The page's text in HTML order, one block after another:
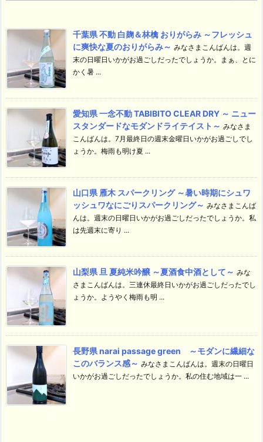
千葉県 不動 白麹＆林檎 おりがらみ ～フレッシュ
に爽快な夏のおりがらみ～ みなさまこんばんは。週
末の日曜日いかがお過ごしだったでしょうか。まぁ、とに
かく暑 ...
愛知県 一念不動 TABIBITO CLEAR DRY ～ ニュー
スタンダードなモダンドライテイスト～ みなさま
こんばんは。7月最終日の週末金曜日いかがお過ごしでし
ょうか。梅雨も明け夏 ...
山口県 雁木 スパークリング ～暑い時期にシュワ
ッシュワなにごりスパークリング～ みなさまこんば
んは。週末の日曜日いかがお過ごしだったでしょうか。私
は先週末に寄り ...
山梨県 旦 夏純米吟醸 ～夏酒食中酒として～ みな
さまこんばんは。三連休最終日いかがお過ごしだったでし
ょうか。ようやく梅雨も明 ...
長野県 narai passage green ～モダンに繊細な
このバランス感～ みなさまこんばんは。週末の日曜日
いかがお過ごしだったでしょうか。私の住む地域は一 ...